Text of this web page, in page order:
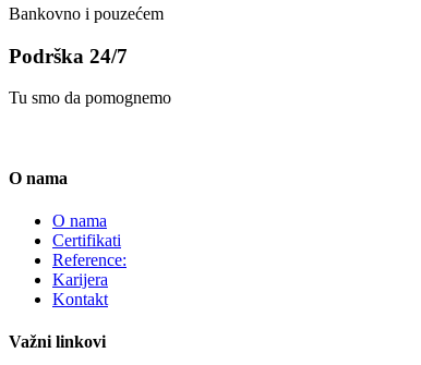
Bankovno i pouzećem
Podrška 24/7
Tu smo da pomognemo
O nama
O nama
Certifikati
Reference:
Karijera
Kontakt
Važni linkovi